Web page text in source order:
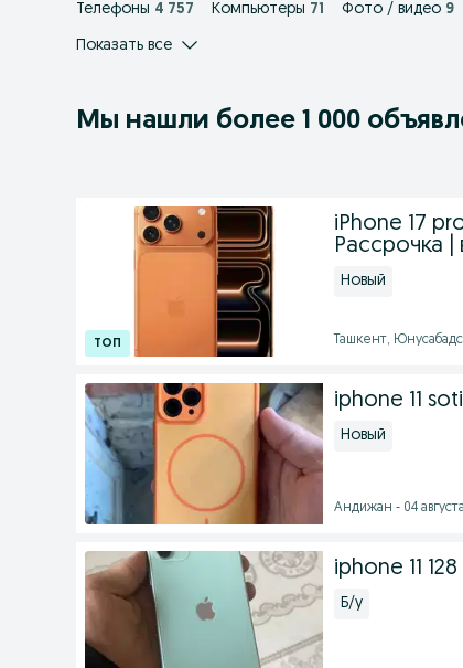
Телефоны 4 757 Компьютеры 71 Фото / видео 9
Показать все
Мы нашли более 1 000
iPhone 17
Рассрочка |
Новый
Ташкент,
iphone 11
Новый
Андижан - 04
iphone 11
Б/у